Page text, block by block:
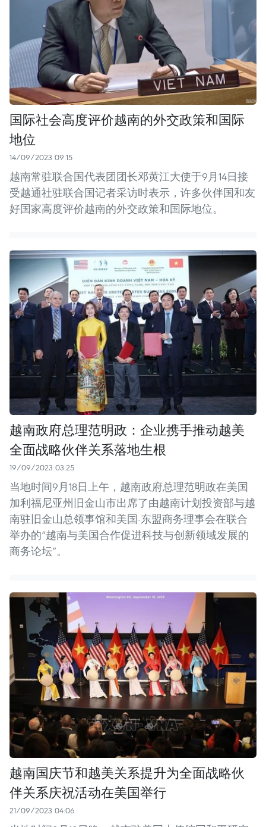
国际社会高度评价越南的外交政策和国际
地位
14/09/2023 09:15
越南常驻联合国代表团团长邓黄江大使于9月14日接
受越通社驻联合国记者采访时表示，许多伙伴国和友
好国家高度评价越南的外交政策和国际地位。
越南政府总理范明政：企业携手推动越美
全面战略伙伴关系落地生根
19/09/2023 03:25
当地时间9月18日上午，越南政府总理范明政在美国
加利福尼亚州旧金山市出席了由越南计划投资部与越
南驻旧金山总领事馆和美国-东盟商务理事会在联合
举办的“越南与美国合作促进科技与创新领域发展的
商务论坛”。
越南国庆节和越美关系提升为全面战略伙
伴关系庆祝活动在美国举行
21/09/2023 04:06